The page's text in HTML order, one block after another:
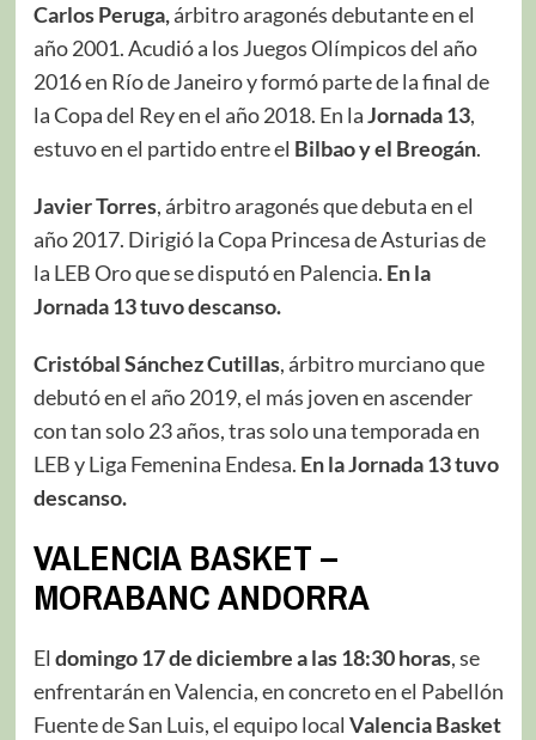
Carlos Peruga,árbitro aragonés debutante en el
año 2001. Acudió a los Juegos Olímpicos del año
2016 en Río de Janeiro y formó parte de la final de
la Copa del Rey en el año 2018. En laJornada 13,
estuvo en el partido entre el Bilbao y el Breogán.
Javier Torres, árbitro aragonés que debuta en el
año 2017. Dirigió la Copa Princesa de Asturias de
la LEB Oro que se disputó en Palencia. En la
Jornada 13 tuvo descanso.
Cristóbal Sánchez Cutillas, árbitro murciano que
debutó en el año 2019, el más joven en ascender
con tan solo 23 años, tras solo una temporada en
LEB y Liga Femenina Endesa. En la Jornada 13 tuvo
descanso.
VALENCIA BASKET –
MORABANC ANDORRA
El domingo 17 de diciembre a las 18:30 horas, se
enfrentarán en Valencia, en concreto en el Pabellón
Fuente de San Luis, el equipo local Valencia Basket